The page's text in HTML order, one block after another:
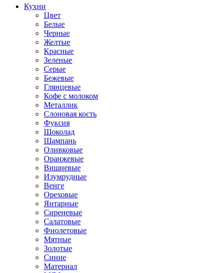
Кухни
Цвет
Белые
Черные
Желтые
Красные
Зеленые
Серые
Бежевые
Глянцевые
Кофе с молоком
Металлик
Слоновая кость
Фуксия
Шоколад
Шампань
Оливковые
Оранжевые
Вишневые
Изумрудные
Венге
Ореховые
Янтарные
Сиреневые
Салатовые
Фиолетовые
Мятные
Золотые
Синие
Материал